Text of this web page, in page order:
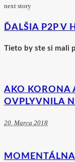
next story
ĎALŠIA P2P V
Tieto by ste si mali
AKO KORONA
OVPLYVNILA
20. Marca 2018